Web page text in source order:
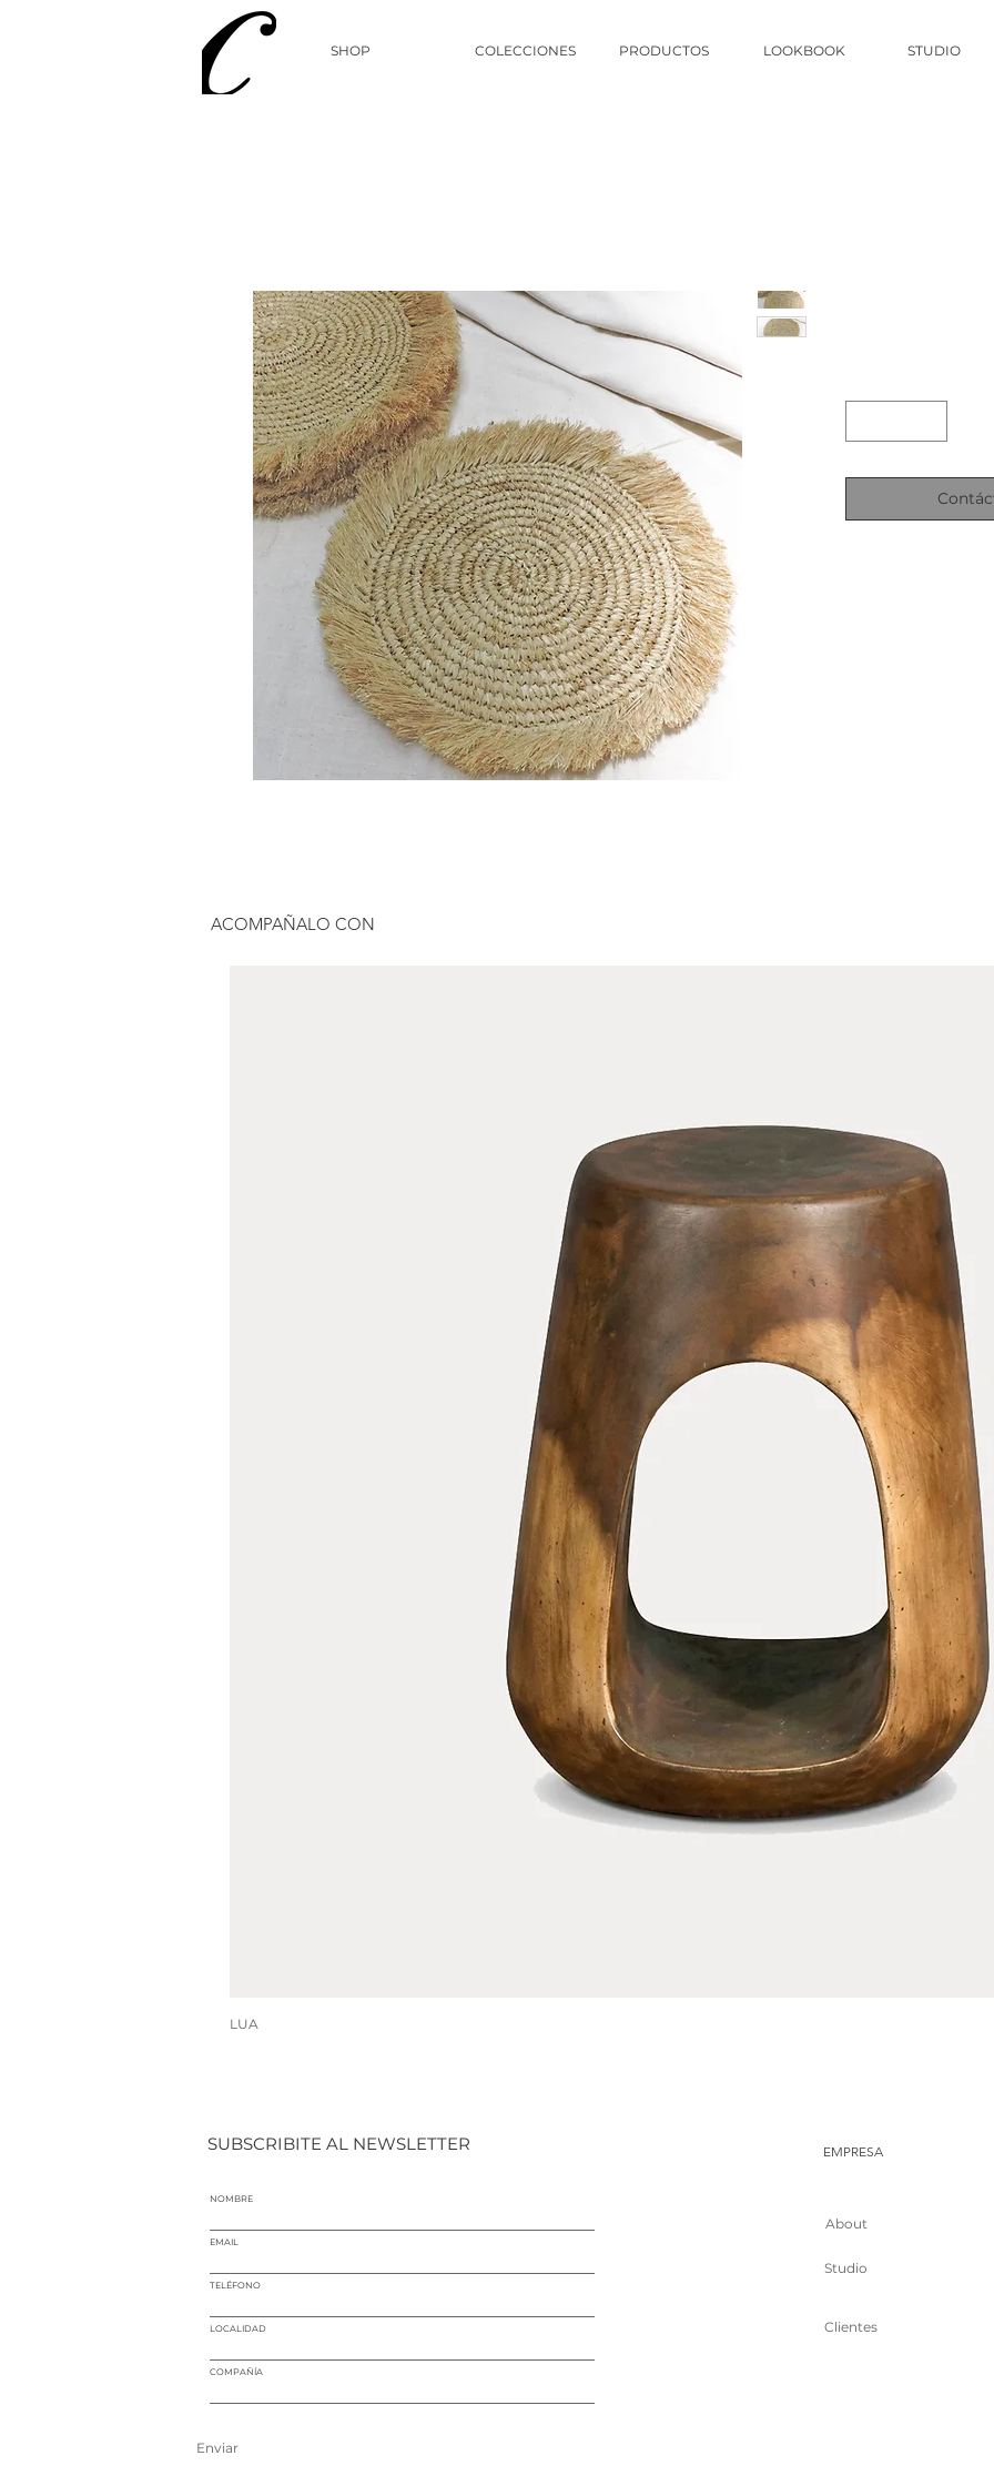
SHOP COLECCIONES PRODUCTOS LOOKBOOK STUDIO
ACOMPAÑALO CON
LUA
SUBSCRIBITE AL NEWSLETTER
NOMBRE
EMAIL
TELÉFONO
LOCALIDAD
COMPAÑÍA
Enviar
EMPRESA
About
Studio
Clientes